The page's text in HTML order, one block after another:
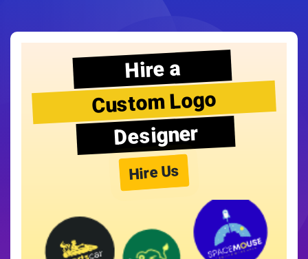
Hire a
Custom Logo
Designer
Hire Us